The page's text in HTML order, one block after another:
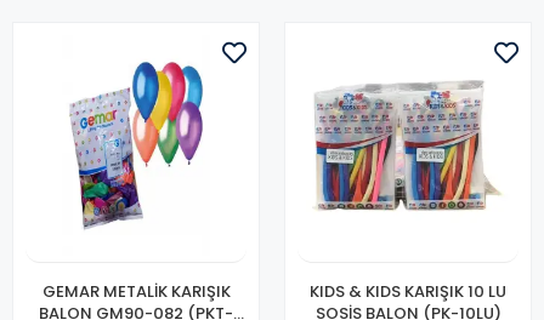
GEMAR METALİK KARIŞIK
BALON GM90-082 (PKT-
KIDS & KIDS KARIŞIK 10 LU
SOSİS BALON (PK-10LU)